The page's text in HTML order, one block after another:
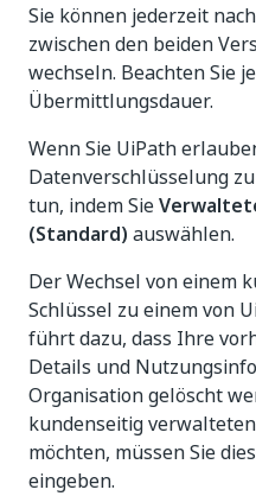
Sie können jederzeit
zwischen den beiden
wechseln. Beachten Sie
Übermittlungsdauer.
Wenn Sie UiPath
Datenverschlüsselung
tun, indem Sie
(Standard) auswählen.
Der Wechsel von einem
Schlüssel zu einem von
führt dazu, dass Ihre
Details und
Organisation gelöscht
kundenseitig
möchten, müssen Sie
eingeben.